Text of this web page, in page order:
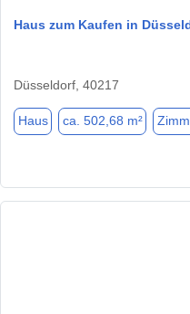
Haus zum Kaufen in
Düsseldorf, 40217
Haus ca. 502,68 m²